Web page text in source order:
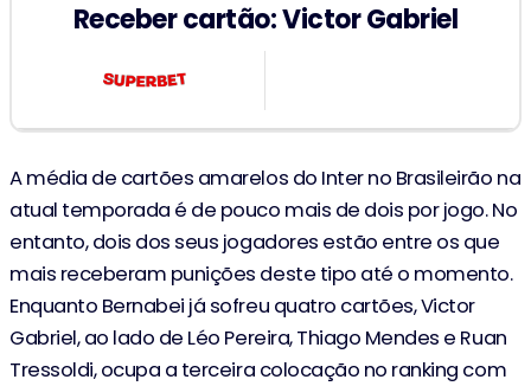
Receber cartão: Victor Gabriel
A média de cartões amarelos do Inter no Brasileirão na
atual temporada é de pouco mais de dois por jogo. No
entanto, dois dos seus jogadores estão entre os que
mais receberam punições deste tipo até o momento.
Enquanto Bernabei já sofreu quatro cartões, Victor
Gabriel, ao lado de Léo Pereira, Thiago Mendes e Ruan
Tressoldi, ocupa a terceira colocação no ranking com